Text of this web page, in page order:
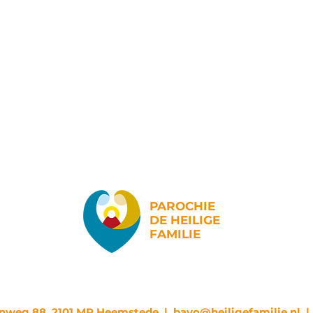
PAROCHIE
DE HEILIGE
FAMILIE